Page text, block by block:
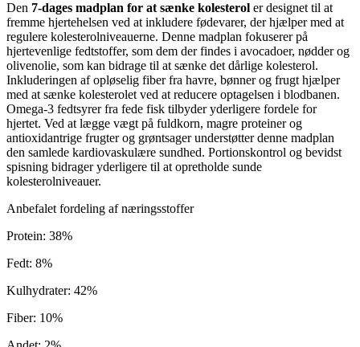
Den 7-dages madplan for at sænke kolesterol er designet til at
fremme hjertehelsen ved at inkludere fødevarer, der hjælper med at
regulere kolesterolniveauerne. Denne madplan fokuserer på
hjertevenlige fedtstoffer, som dem der findes i avocadoer, nødder og
olivenolie, som kan bidrage til at sænke det dårlige kolesterol.
Inkluderingen af opløselig fiber fra havre, bønner og frugt hjælper
med at sænke kolesterolet ved at reducere optagelsen i blodbanen.
Omega-3 fedtsyrer fra fede fisk tilbyder yderligere fordele for
hjertet. Ved at lægge vægt på fuldkorn, magre proteiner og
antioxidantrige frugter og grøntsager understøtter denne madplan
den samlede kardiovaskulære sundhed. Portionskontrol og bevidst
spisning bidrager yderligere til at opretholde sunde
kolesterolniveauer.
Anbefalet fordeling af næringsstoffer
Protein: 38%
Fedt: 8%
Kulhydrater: 42%
Fiber: 10%